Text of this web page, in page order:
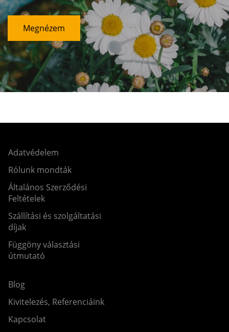
Megnézem
Adatvédelem
Rólunk mondták
Általános Szerződési
Feltételek
Szállítási és szolgáltatási
díjak
Függöny választási
útmutató
Blog
Kivitelezés, Referenciáink
Kapcsolat